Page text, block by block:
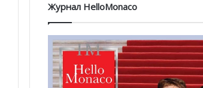
Журнал HelloMonaco